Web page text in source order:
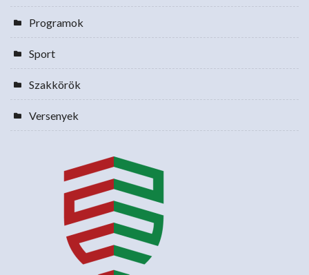
Programok
Sport
Szakkörök
Versenyek